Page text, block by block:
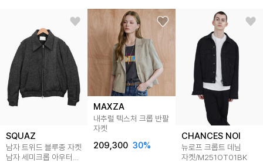
SQUAZ
남자 트위드 블루종 자켓
남자 세미크롭 아우터
MAXZA
내추럴 텍스처 크롭 반팔
자켓
209,300 30%
CHANCES NOI
뉴로프 크롭트 데님
자켓/M251OT01BK